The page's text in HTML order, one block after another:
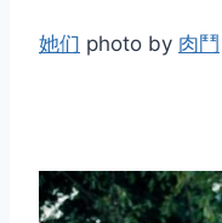
她们 photo by 肉鬥